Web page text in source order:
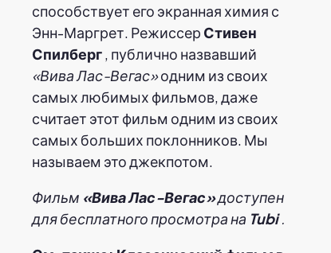
способствует его экранная химия с
Энн-Маргрет. Режиссер Стивен
Спилберг, публично назвавший
«Вива Лас-Вегас»одним из своих
самых любимых фильмов, даже
считает этот фильм одним из своих
самых больших поклонников. Мы
называем это джекпотом.
Фильм «Вива Лас-Вегас»доступен
для бесплатного просмотра на Tubi.